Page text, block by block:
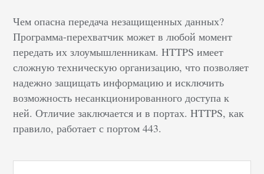
Чем опасна передача незащищенных данных?
Программа-перехватчик может в любой момент
передать их злоумышленникам. HTTPS имеет
сложную техническую организацию, что позволяет
надежно защищать информацию и исключить
возможность несанкционированного доступа к
ней. Отличие заключается и в портах. HTTPS, как
правило, работает с портом 443.